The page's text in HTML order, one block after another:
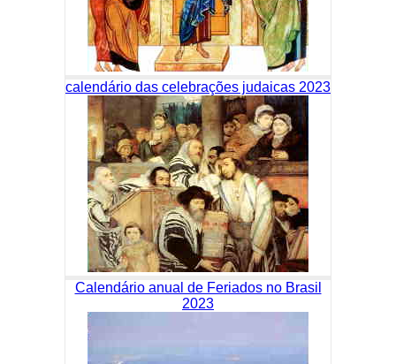
calendário das celebrações judaicas 2023
Calendário anual de Feriados no Brasil
2023